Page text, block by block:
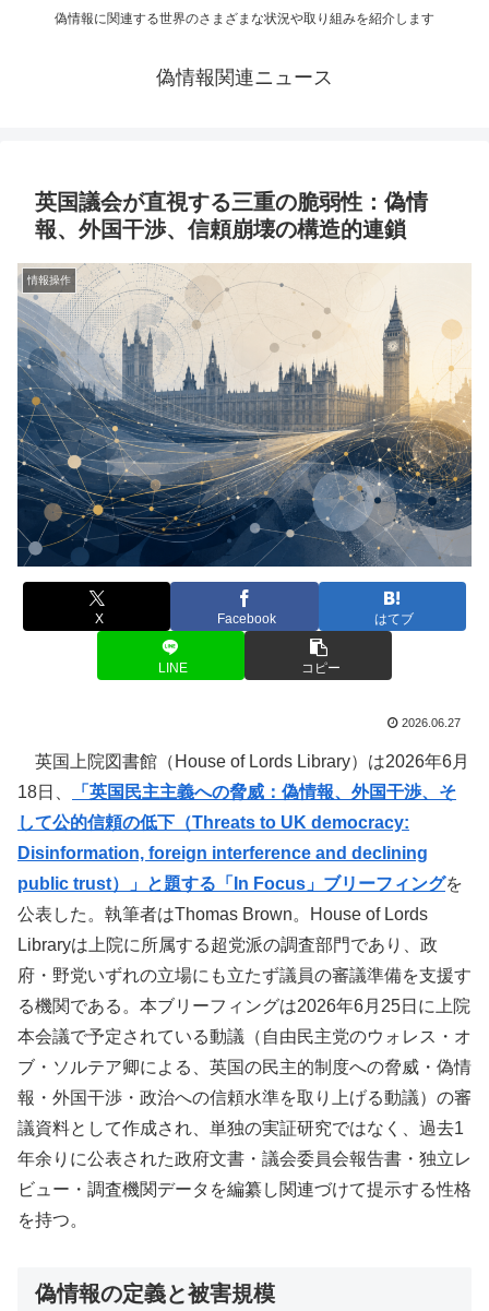
偽情報に関連する世界のさまざまな状況や取り組みを紹介します
偽情報関連ニュース
英国議会が直視する三重の脆弱性：偽情
報、外国干渉、信頼崩壊の構造的連鎖
情報操作
X Facebook はてブ
LINE コピー
2026.06.27
英国上院図書館（House of Lords Library）は2026年6月
18日、
「英国民主主義への脅威：偽情報、外国干渉、そ
して公的信頼の低下（Threats to UK democracy:
Disinformation, foreign interference and declining
public trust）」と題する「In Focus」ブリーフィングを
公表した。執筆者はThomas Brown。House of Lords
Libraryは上院に所属する超党派の調査部門であり、政
府・野党いずれの立場にも立たず議員の審議準備を支援す
る機関である。本ブリーフィングは2026年6月25日に上院
本会議で予定されている動議（自由民主党のウォレス・オ
ブ・ソルテア卿による、英国の民主的制度への脅威・偽情
報・外国干渉・政治への信頼水準を取り上げる動議）の審
議資料として作成され、単独の実証研究ではなく、過去1
年余りに公表された政府文書・議会委員会報告書・独立レ
ビュー・調査機関データを編纂し関連づけて提示する性格
を持つ。
偽情報の定義と被害規模